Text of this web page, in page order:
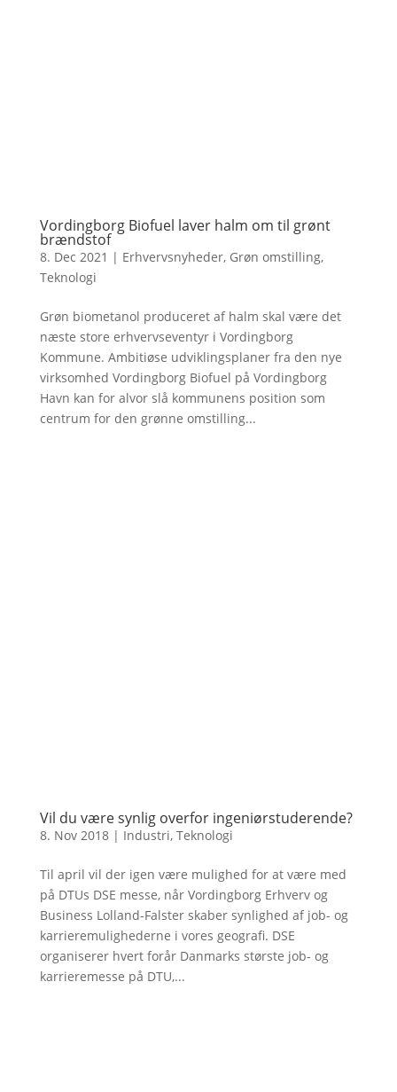
Vordingborg Biofuel laver halm om til grønt
brændstof
8. Dec 2021 | Erhvervsnyheder, Grøn omstilling,
Teknologi
Grøn biometanol produceret af halm skal være det
næste store erhvervseventyr i Vordingborg
Kommune. Ambitiøse udviklingsplaner fra den nye
virksomhed Vordingborg Biofuel på Vordingborg
Havn kan for alvor slå kommunens position som
centrum for den grønne omstilling...
Vil du være synlig overfor ingeniørstuderende?
8. Nov 2018| Industri, Teknologi
Til april vil der igen være mulighed for at være med
på DTUs DSE messe, når Vordingborg Erhverv og
Business Lolland-Falster skaber synlighed af job- og
karrieremulighederne i vores geografi. DSE
organiserer hvert forår Danmarks største job- og
karrieremesse på DTU,...